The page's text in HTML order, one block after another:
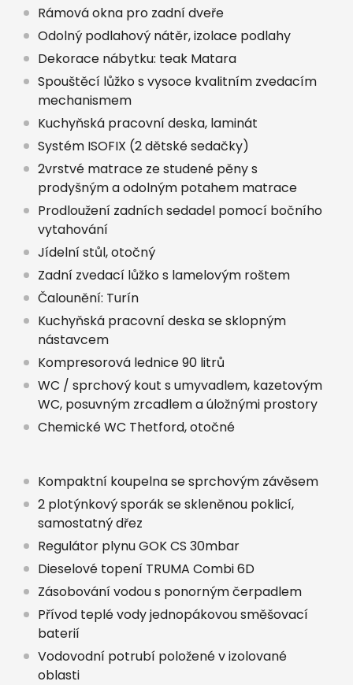
Rámová okna pro zadní dveře
Odolný podlahový nátěr, izolace podlahy
Dekorace nábytku: teak Matara
Spouštěcí lůžko s vysoce kvalitním zvedacím
mechanismem
Kuchyňská pracovní deska, laminát
Systém ISOFIX (2 dětské sedačky)
2vrstvé matrace ze studené pěny s
prodyšným a odolným potahem matrace
Prodloužení zadních sedadel pomocí bočního
vytahování
Jídelní stůl, otočný
Zadní zvedací lůžko s lamelovým roštem
Čalounění: Turín
Kuchyňská pracovní deska se sklopným
nástavcem
Kompresorová lednice 90 litrů
WC / sprchový kout s umyvadlem, kazetovým
WC, posuvným zrcadlem a úložnými prostory
Chemické WC Thetford, otočné
Kompaktní koupelna se sprchovým závěsem
2 plotýnkový sporák se skleněnou poklicí,
samostatný dřez
Regulátor plynu GOK CS 30mbar
Dieselové topení TRUMA Combi 6D
Zásobování vodou s ponorným čerpadlem
Přívod teplé vody jednopákovou směšovací
baterií
Vodovodní potrubí položené v izolované
oblasti